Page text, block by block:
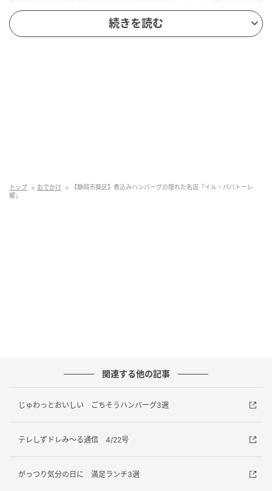
落ち着いた雰囲気と非日常感が融合した店内
出典：リビング静岡Web
続きを読む
トップ おでかけ
【静岡市葵区】煮込みハンバーグの隠れた名店「イル・パパトーレ
響」
関連する他の記事
じゅわっとおいしい ごちそうハンバーグ3選
テレしずドレみ～る通信 4/22号
がっつり気分の日に 満足ランチ3選